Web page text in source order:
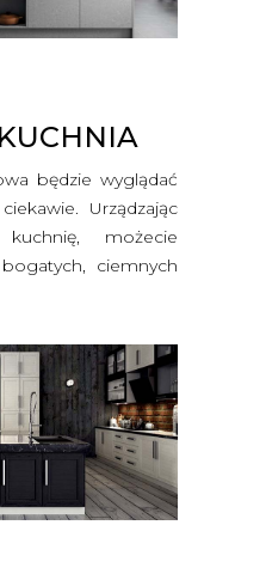
będzie wyglądać
Urządzając
możecie
ciemnych